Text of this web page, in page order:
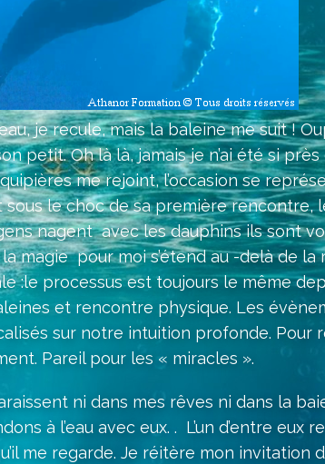
je recule, mais la baleine me suit !
petit. Oh là là, jamais je n’ai été si
me rejoint, l’occasion se
le choc de sa première rencontre,
nagent avec les dauphins ils sont
magie pour moi s’étend au -delà de
:le processus est toujours le même
et rencontre physique. Les
sur notre intuition profonde. Pour
Pareil pour les « miracles ».
ni dans mes rêves ni dans la
à l’eau avec eux. . L’un d’entre eux
me regarde. Je réitère mon